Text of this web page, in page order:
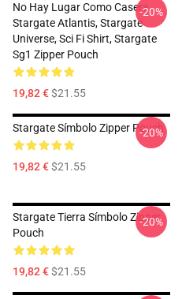
No Hay Lugar Como Casera,
Stargate Atlantis, Stargate
Universe, Sci Fi Shirt, Stargate
Sg1 Zipper Pouch
19,82 €$21.55
-20%
Stargate Símbolo Zipper Pouch
19,82 €$21.55
-20%
Stargate Tierra Símbolo Zipper
Pouch
19,82 €$21.55
-20%